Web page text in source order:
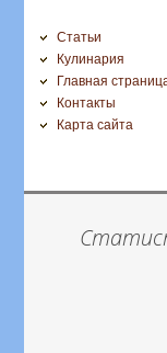
Статьи
Кулинария
Главная
Контакты
Карта сайта